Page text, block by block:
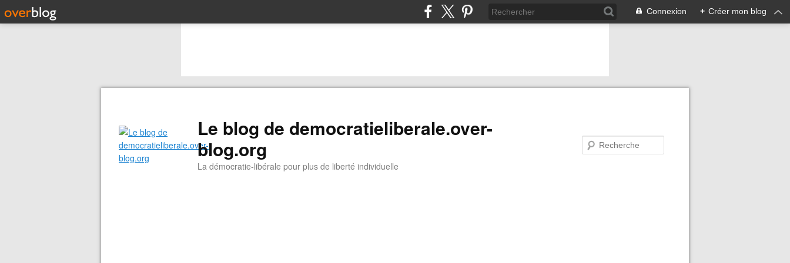
Connexion + Créer mon blog
Le blog de democratieliberale.over-
blog.org
La démocratie-libérale pour plus de liberté individuelle